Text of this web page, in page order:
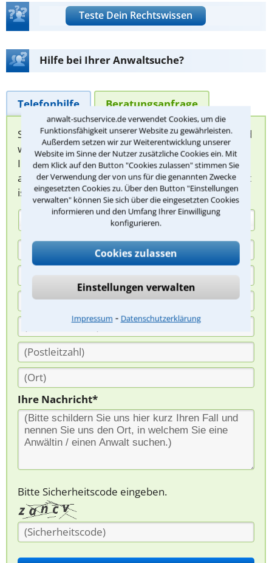
anwalt-suchservice.de verwendet Cookies, um die
Funktionsfähigkeit unserer Website zu gewährleisten.
Außerdem setzen wir zur Weiterentwicklung unserer
Website im Sinne der Nutzer zusätzliche Cookies ein. Mit
dem Klick auf den Button "Cookies zulassen" stimmen Sie
der Verwendung der von uns für die genannten Zwecke
eingesetzten Cookies zu. Über den Button "Einstellungen
verwalten" können Sie sich über die eingesetzten Cookies
informieren und den Umfang Ihrer Einwilligung
konfigurieren.
Cookies zulassen
Einstellungen verwalten
Impressum ⁃ Datenschutzerklärung
Teste Dein Rechtswissen
Hilfe bei Ihrer Anwaltsuche?
Telefonhilfe Beratungsanfrage
Sie können hier Ihren Fall schildern. Anschließend
werden sich spezialisierte Rechtsanwälte bei
Ihnen melden, um das weitere Vorgehen
abzuklären. Die Rückmeldung durch einen Anwalt
ist für Sie kostenlos.
Ihre Nachricht*
Bitte Sicherheitscode eingeben.